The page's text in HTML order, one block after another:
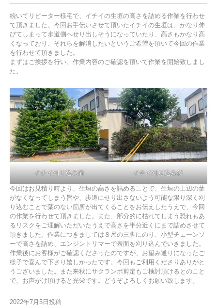
続いてリピーター様宅で、イチイの生垣の高さを詰める作業を行わせ
て頂きました。今回お手伝いさせて頂いたイチイの生垣は、かなり伸
びてしまって歩道側へせり出しそうになっていたり、高さもかなり高
くなっており、それらを解消したいというご希望を頂いて今回の作業
を行わせて頂きました。
まずはご挨拶を行い、作業内容のご確認を頂いて作業を開始致しまし
た。
イチイ刈り込み前 イチイ刈り込み後
今回はお見積り時より、生垣の高さを詰めることで、生垣の上辺の葉
がなくなってしまう旨や、歩道にせり出さないよう可能な限り深く刈
り込むことで葉のない箇所が出てくることをお伝えしたうえで、今回
の作業を行わせて頂きました。また、部分的に枯れてしまう恐れもあ
るリスクをご理解いただいたうえで高さを半分近くにまで詰めさせて
頂きました。作業につきましては８尺の三脚にのり、小型チェーンソ
ーで高さを詰め、エンジントリマーで表面を刈り込んでいきました。
作業後にお客様がご確認くださったのですが、お望み通りになったご
様子で喜んで下さり嬉しかったです。今回もご利用くださりありがと
うございました。また来秋にサクランボ剪定もご検討頂けるとのこと
で、お声がけ頂けると光栄です。どうぞよろしくお願い致します。
2022年7月5日投稿